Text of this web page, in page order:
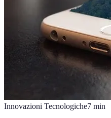
Innovazioni Tecnologiche7 min